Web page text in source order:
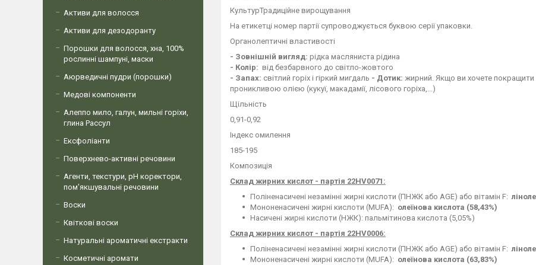
КультурТрадиційне вирощування
На етикетці номер партії супроводжується буквою серії упаковки.
Органолептичні властивості
- Зовнішній вигляд: рідка масляниста рідина
- Колір: від безбарвного до світло-жовтого
- Запах: світлий горіх і гіркий мигдаль - Дотик: жирний. Якщо ви хочете покращити
проникливою олією (кукуї, макадамії, лісового горіха,...)
Щільність
0,91-0,92
Індекс омилення
185-195
Композиція
Склад жирних кислот - партія 22HV0071:
Поліненасичені незамінні жирні кислоти (ПНЖК або AGE) або вітамін F:
Мононенасичені жирні кислоти (MUFA): олеїнова кислота (58,43%)
Насичені жирні кислоти (НЖК): пальмітинова кислота (5,05%)
Склад жирних кислот - партія 22HV0006:
Поліненасичені незамінні жирні кислоти (ПНЖК або AGE) або вітамін F:
Мононенасичені жирні кислоти (MUFA): олеїнова кислота (63,83%)
Активи для волосся
Активи для дезодоранту
Порошки для волосся, хна, 100%
рослинні шампуні, маски
Аюрведичні пудри (порошки)
Медові компоненти
Алеппо мило, галун, мильні горіхи,
глина Рассул
Ексфоліанти
Поверхнево-активні речовини
Агенти, текстури, рН коректори,
пом'якшувальні речовини
Воски
Квіткові воски
Натуральні ароматичні екстракти
Косметичні аромати